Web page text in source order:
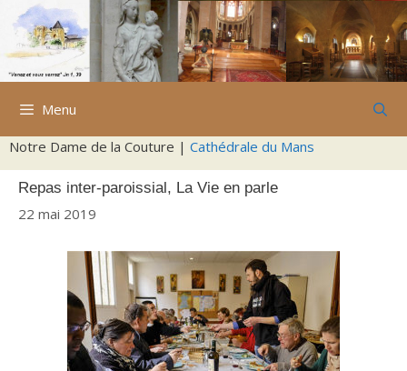
Aller
contenu
Menu
Notre Dame de la Couture | Cathédrale du Mans
Repas inter-paroissial, La Vie en parle
22 mai 2019